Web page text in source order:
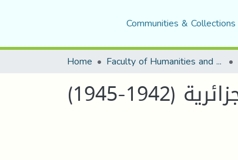
Communities & Collections
Home Faculty of Humanities and Social Sciences
1945)